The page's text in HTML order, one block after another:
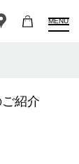
MENU
紹介